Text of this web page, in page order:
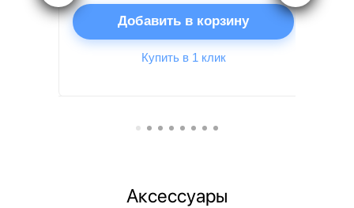
Добавить в корзину
Купить в 1 клик
Аксессуары